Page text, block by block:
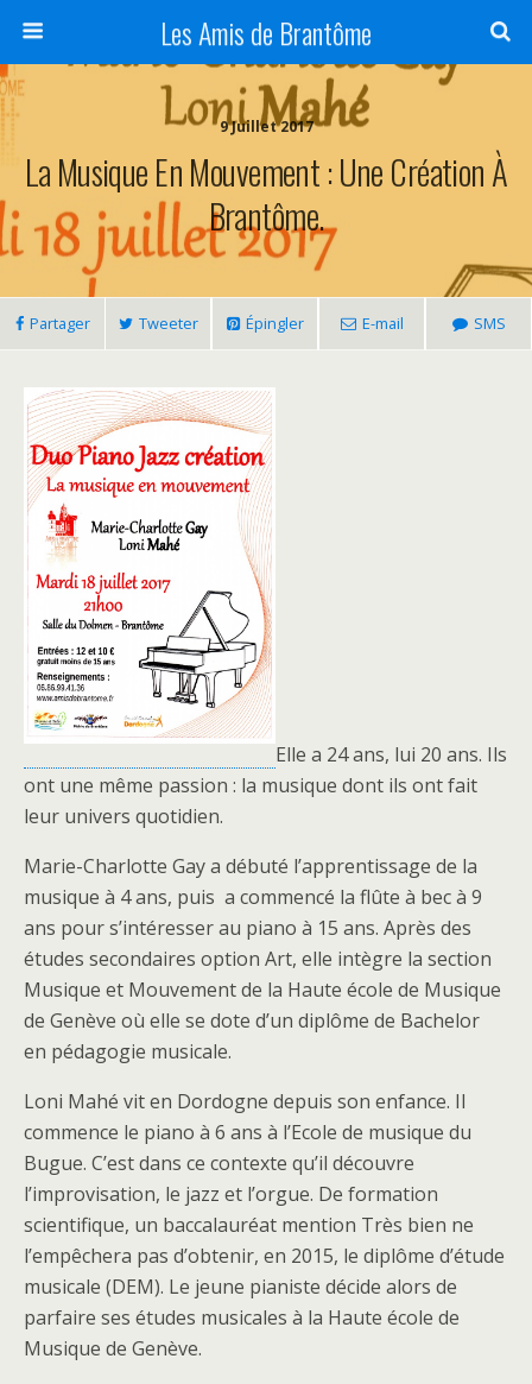
Les Amis de Brantôme
9 Juillet 2017
La Musique En Mouvement : Une Création À
Brantôme.
Partager Tweeter Épingler E-mail SMS
Elle a 24 ans, lui 20 ans. Ils
ont une même passion : la musique dont ils ont fait
leur univers quotidien.
Marie-Charlotte Gay a débuté l’apprentissage de la
musique à 4 ans, puis a commencé la flûte à bec à 9
ans pour s’intéresser au piano à 15 ans. Après des
études secondaires option Art, elle intègre la section
Musique et Mouvement de la Haute école de Musique
de Genève où elle se dote d’un diplôme de Bachelor
en pédagogie musicale.
Loni Mahé vit en Dordogne depuis son enfance. Il
commence le piano à 6 ans à l’Ecole de musique du
Bugue. C’est dans ce contexte qu’il découvre
l’improvisation, le jazz et l’orgue. De formation
scientifique, un baccalauréat mention Très bien ne
l’empêchera pas d’obtenir, en 2015, le diplôme d’étude
musicale (DEM). Le jeune pianiste décide alors de
parfaire ses études musicales à la Haute école de
Musique de Genève.